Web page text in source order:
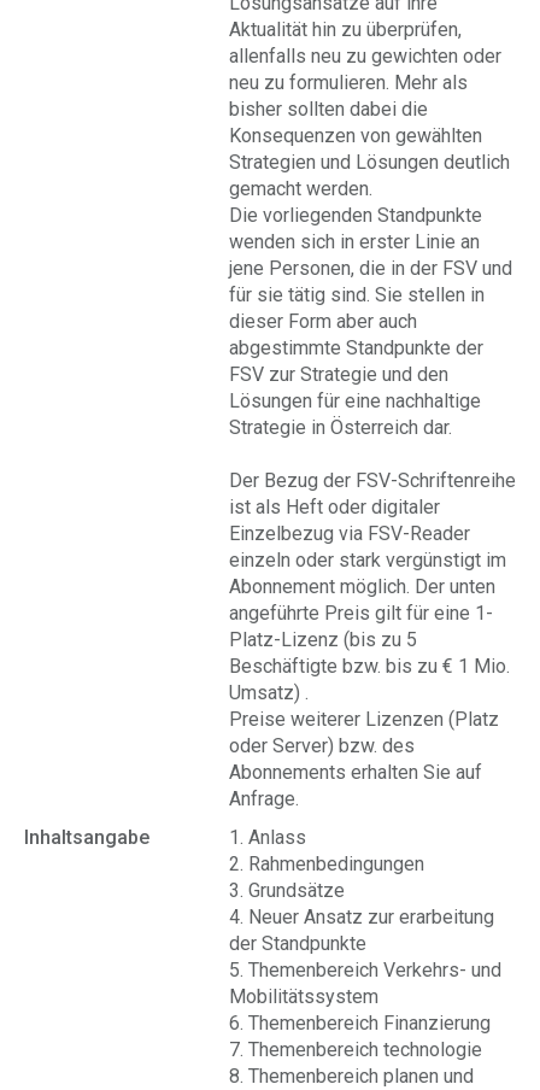
Aktualität hin zu überprüfen,
allenfalls neu zu gewichten oder
neu zu formulieren. Mehr als
bisher sollten dabei die
Konsequenzen von gewählten
Strategien und Lösungen deutlich
gemacht werden.
Die vorliegenden Standpunkte
wenden sich in erster Linie an
jene Personen, die in der FSV und
für sie tätig sind. Sie stellen in
dieser Form aber auch
abgestimmte Standpunkte der
FSV zur Strategie und den
Lösungen für eine nachhaltige
Strategie in Österreich dar.
Der Bezug der FSV-Schriftenreihe
ist als Heft oder digitaler
Einzelbezug via FSV-Reader
einzeln oder stark vergünstigt im
Abonnement möglich. Der unten
angeführte Preis gilt für eine 1-
Platz-Lizenz (bis zu 5
Beschäftigte bzw. bis zu € 1 Mio.
Umsatz) .
Preise weiterer Lizenzen (Platz
oder Server) bzw. des
Abonnements erhalten Sie auf
Anfrage.
Inhaltsangabe
1. Anlass
2. Rahmenbedingungen
3. Grundsätze
4. Neuer Ansatz zur erarbeitung
der Standpunkte
5. Themenbereich Verkehrs- und
Mobilitätssystem
6. Themenbereich Finanzierung
7. Themenbereich technologie
8. Themenbereich planen und